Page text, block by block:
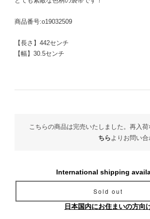
商品番号:o19032509
【長さ】442センチ
【幅】30.5センチ
こちらの商品は完売いたしました。再入
ちらよりお問い合
International shipping
Sold out
日本国内にお住まいの方向